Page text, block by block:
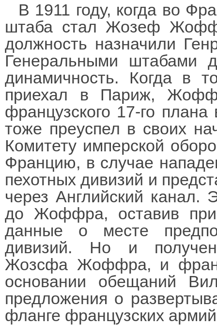
В 1911 году, когда во
штаба стал Жозеф
должность назначили
Генеральными штабами
динамичность. Когда в
приехал в Париж,
французского 17-го
тоже преуспел в своих
Комитету имперской
Францию, в случае
пехотных дивизий и
через Английский
до Жоффра, оставив
данные о месте
дивизий. Но и
Жозсфа Жоффра, и
основании обещаний
предложения о
фланге французских